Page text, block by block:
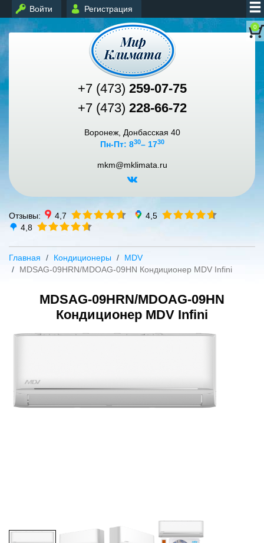
Войти Регистрация
0
+7 (473) 259-07-75
+7 (473) 228-66-72
Воронеж, Донбасская 40
Пн-Пт: 830– 1730
mkm@mklimata.ru
Отзывы: 4,7
4,5
4,8
Главная Кондиционеры
MDV
MDSAG-09HRN/MDOAG-09HN Кондиционер MDV Infini
MDSAG-09HRN/MDOAG-09HN
Кондиционер MDV Infini